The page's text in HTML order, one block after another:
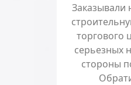
Заказывали
торгового
серьезных
стороны